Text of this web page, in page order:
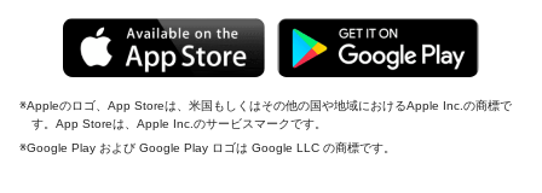
Appleのロゴ、App Storeは、米国もしくはその他の国や地域におけるApple Inc.の商標で
す。App Storeは、Apple Inc.のサービスマークです。
Google Play および Google Play ロゴは Google LLC の商標です。